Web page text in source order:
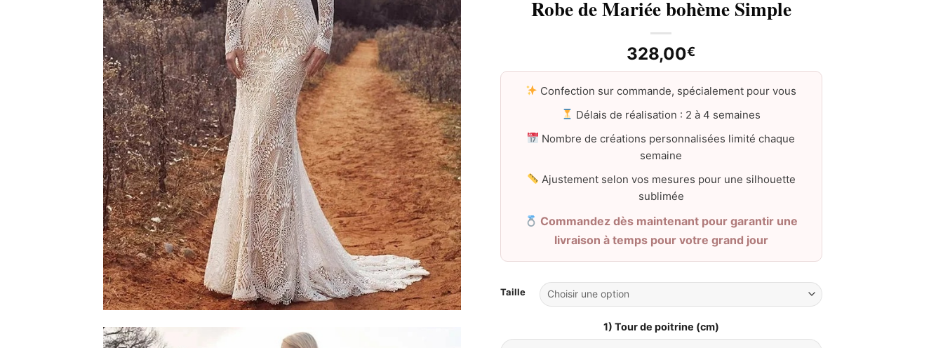
Robe de Mariée bohème Simple
328,00€
Confection sur commande, spécialement pour vous
Délais de réalisation : 2 à 4 semaines
Nombre de créations personnalisées limité chaque
semaine
Ajustement selon vos mesures pour une silhouette
sublimée
Commandez dès maintenant pour garantir une
livraison à temps pour votre grand jour
Taille
1) Tour de poitrine (cm)